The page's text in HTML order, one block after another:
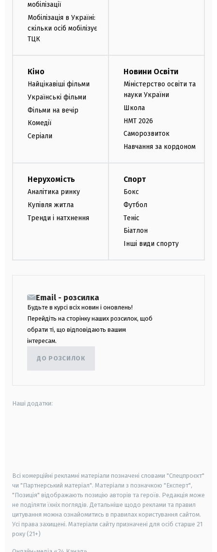
мобілізації
Мобілізація в Україні:
скільки осіб мобілізує
ТЦК
Кіно
Найцікавіші фільми
Українські фільми
Фільми на вечір
Комедії
Серіали
Новини Освіти
Міністерство освіти та
науки України
Школа
НМТ 2026
Саморозвиток
Навчання за кордоном
Нерухомість
Аналітика ринку
Купівля житла
Тренди і натхнення
Спорт
Бокс
Футбол
Теніс
Біатлон
Інші види спорту
Email - розсилка
Будьте в курсі всіх новин і оновлень!
Перейдіть на сторінку наших розсилок, щоб
обрати ті, що відповідають вашим
інтересам.
ДО РОЗСИЛОК
Наші додатки:
Всі комерційні рекламні матеріали позначені словами "Спецпроєкт"
чи "Партнерський матеріал". Матеріали з позначкою "Експерт",
"Позиція" відображають позицію авторів та героїв. Редакція може
не поділяти їхніх поглядів. Детальніше щодо реклами та правил
цитування можна ознайомитись в правилах користування сайтом.
Усі права захищені. Матеріали сайту призначені для осіб старше 21
року (21+)